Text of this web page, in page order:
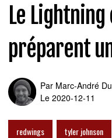
Le
préparent
Par Marc-André
Le 2020-12-11
redwings tyler johnson